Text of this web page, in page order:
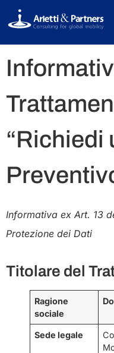
“Richiedi
Informativa ex Art. 13
Protezione dei Dati
Titolare del
Ragione
sociale
Sede legale